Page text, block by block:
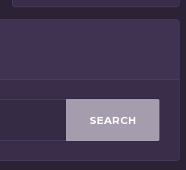
SEARCH